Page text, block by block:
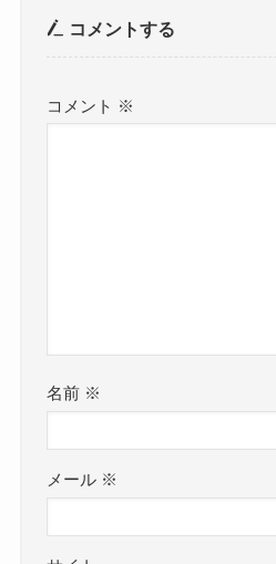
コメントする
コメント ※
名前 ※
メール ※